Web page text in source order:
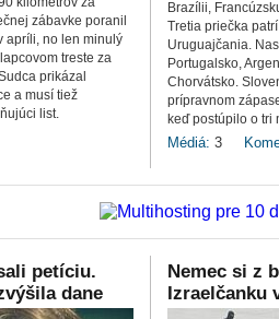
zábavke poranil
apríli, no len minulý
treste za
prikázal
a musí tiež
list.
Brazílii,
Tretia priečka
Uruguajčania.
Portugalsko,
Chorvátsko.
prípravnom
keď postúpilo o tri
Médiá: 3
petíciu.
dane
Nemec si z
Izraelčanku